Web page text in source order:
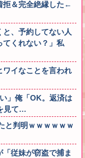
拒＆完全絶縁した←
、予約してない人
てくれない？」私
ワイなことを言われ
」俺「OK。返済は
見て…
と判明ｗｗｗｗｗｗ
従妹が窃盗で捕ま